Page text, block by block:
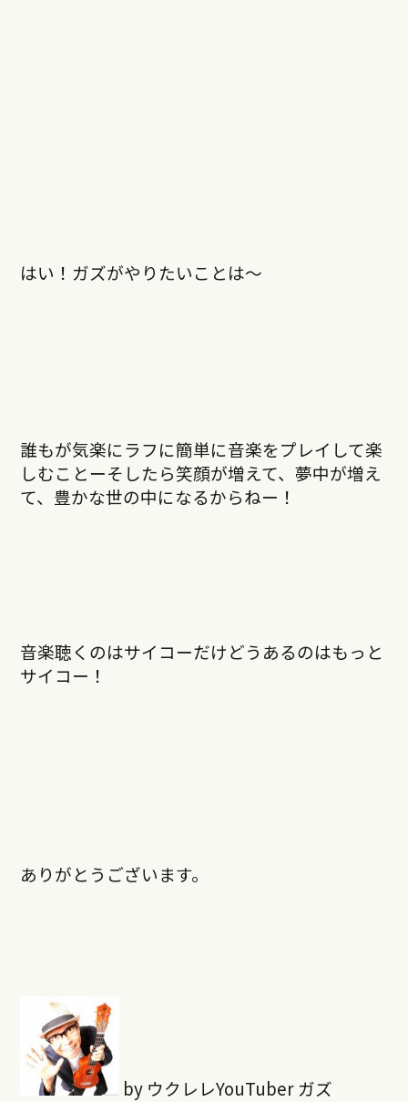
はい！ガズがやりたいことは〜
誰もが気楽にラフに簡単に音楽をプレイして楽
しむことーそしたら笑顔が増えて、夢中が増え
て、豊かな世の中になるからねー！
音楽聴くのはサイコーだけどうあるのはもっと
サイコー！
ありがとうございます。
by ウクレレYouTuber ガズ